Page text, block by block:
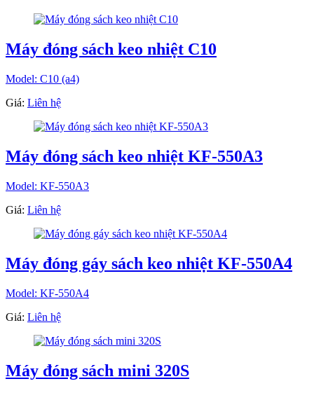
Máy đóng sách keo nhiệt C10
Model: C10 (a4)
Giá: Liên hệ
Máy đóng sách keo nhiệt KF-550A3
Model: KF-550A3
Giá: Liên hệ
Máy đóng gáy sách keo nhiệt KF-550A4
Model: KF-550A4
Giá: Liên hệ
Máy đóng sách mini 320S